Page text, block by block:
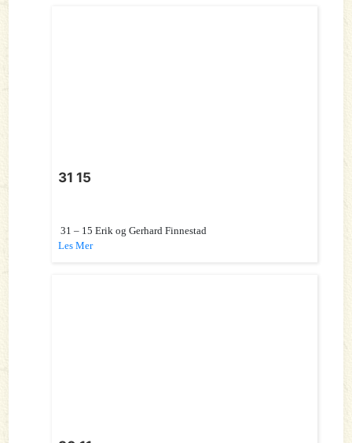
31 15
31 – 15 Erik og Gerhard Finnestad
Les Mer